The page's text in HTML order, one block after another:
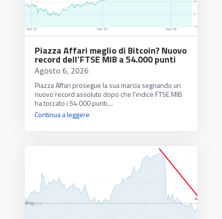
Piazza Affari meglio di Bitcoin? Nuovo
record dell’FTSE MIB a 54.000 punti
Agosto 6, 2026
Piazza Affari prosegue la sua marcia segnando un
nuovo record assoluto dopo che l'indice FTSE MIB
ha toccato i 54.000 punti....
Continua a leggere